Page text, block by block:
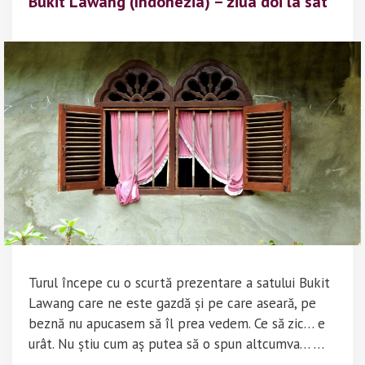
Turul începe cu o scurtă prezentare a satului Bukit
Lawang care ne este gazdă și pe care aseară, pe
beznă nu apucasem să îl prea vedem. Ce să zic… e
urât. Nu știu cum aș putea să o spun altcumva… …